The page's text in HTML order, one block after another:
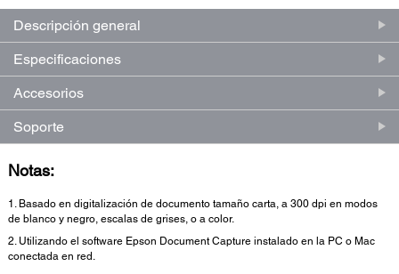
Descripción general
Especificaciones
Accesorios
Soporte
Notas:
1. Basado en digitalización de documento tamaño carta, a 300 dpi en modos
de blanco y negro, escalas de grises, o a color.
2. Utilizando el software Epson Document Capture instalado en la PC o Mac
conectada en red.